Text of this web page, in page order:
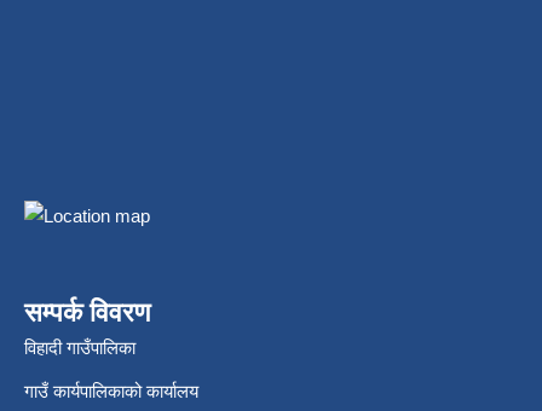
सम्पर्क विवरण
विहादी गाउँपालिका
गाउँ कार्यपालिकाको कार्यालय